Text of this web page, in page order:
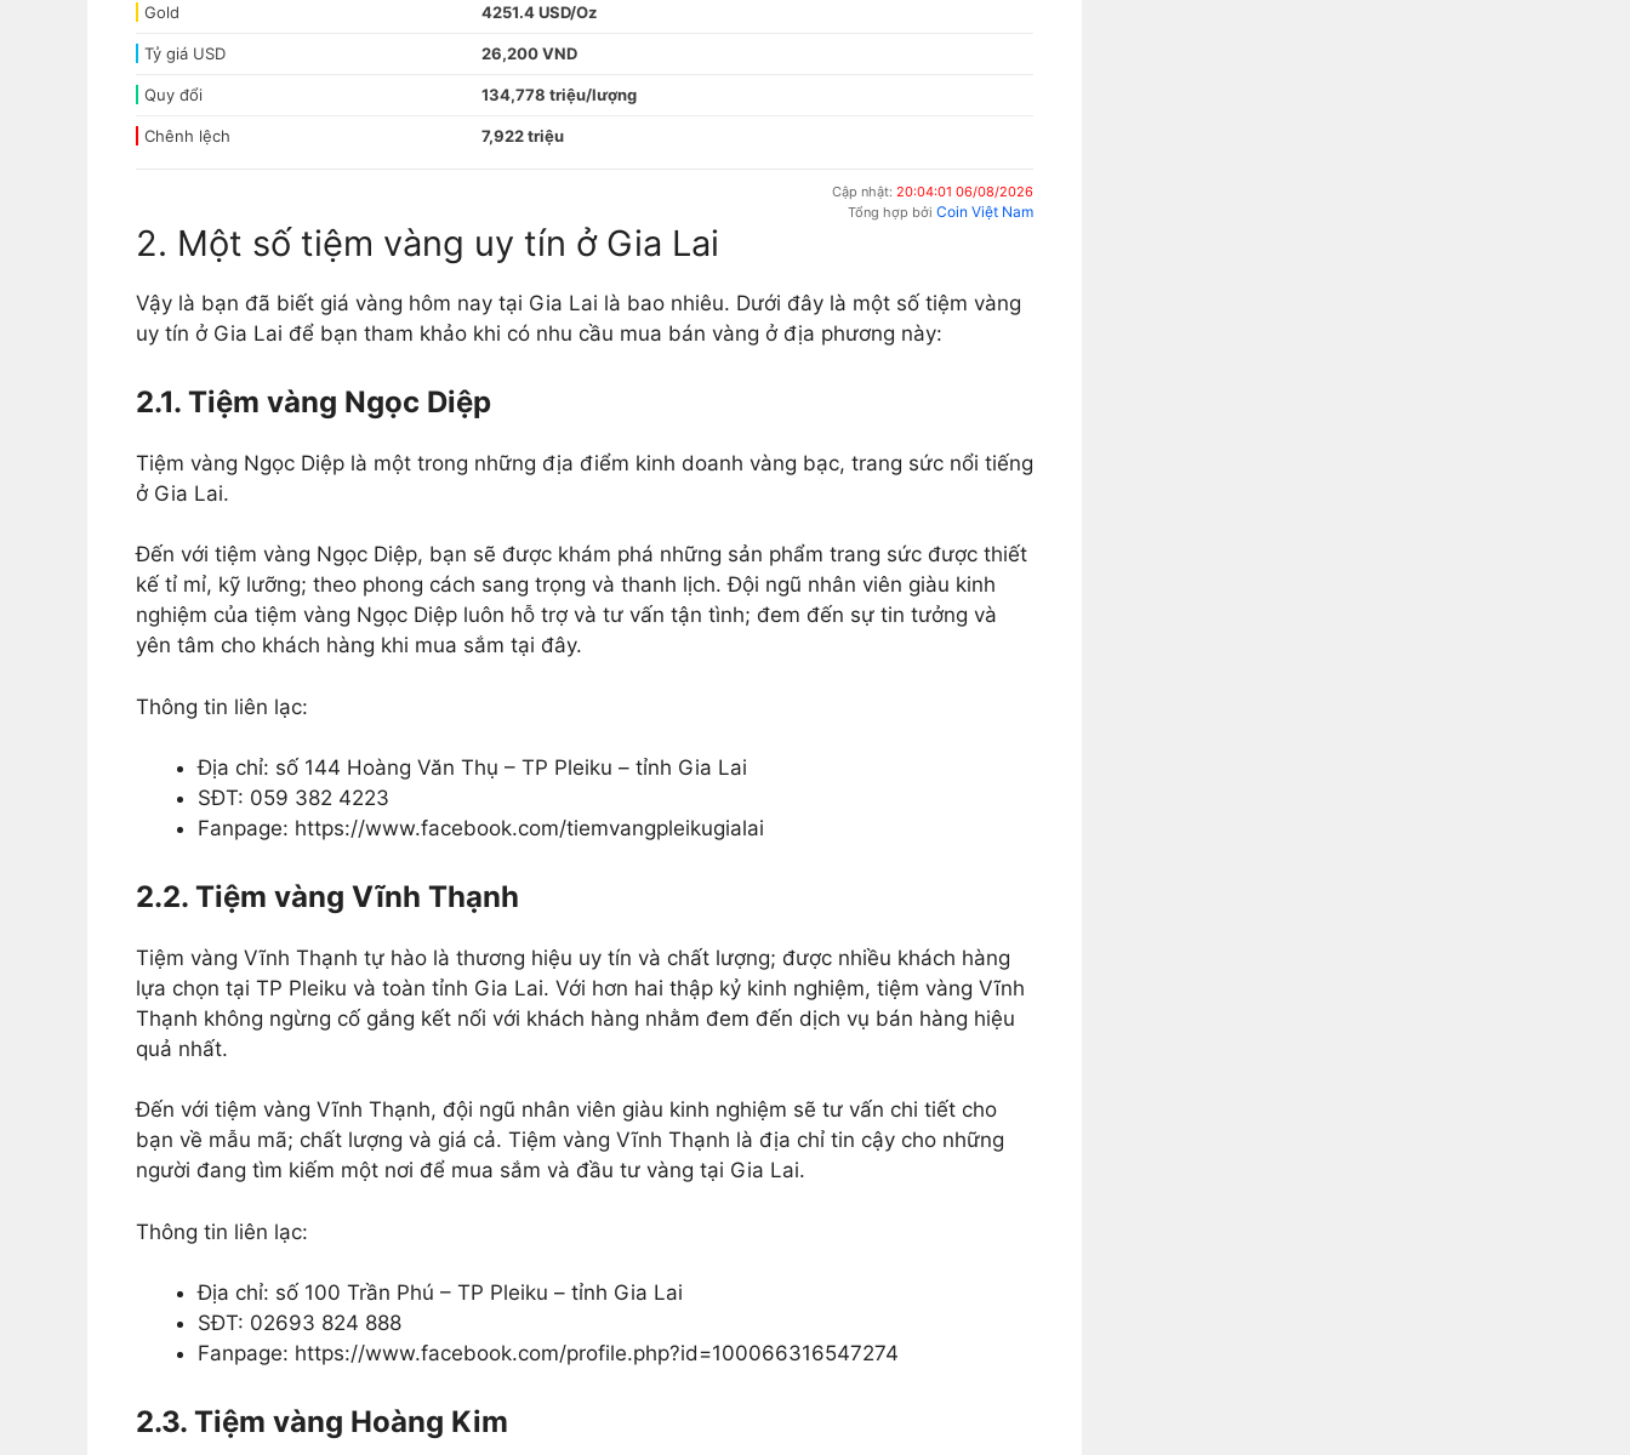
Gold
4251.4 USD/Oz
Tỷ giá USD 26,200 VND
Quy đổi 134,778 triệu/lượng
Chênh lệch 7,922 triệu
Cập nhật: 20:04:01 06/08/2026
Tổng hợp bởi Coin Việt Nam
2. Một số tiệm vàng uy tín ở Gia Lai
Vậy là bạn đã biết giá vàng hôm nay tại Gia Lai là bao nhiêu. Dưới đây là một số tiệm vàng
uy tín ở Gia Lai để bạn tham khảo khi có nhu cầu mua bán vàng ở địa phương này:
2.1. Tiệm vàng Ngọc Diệp
Tiệm vàng Ngọc Diệp là một trong những địa điểm kinh doanh vàng bạc, trang sức nổi tiếng
ở Gia Lai.
Đến với tiệm vàng Ngọc Diệp, bạn sẽ được khám phá những sản phẩm trang sức được thiết
kế tỉ mỉ, kỹ lưỡng; theo phong cách sang trọng và thanh lịch. Đội ngũ nhân viên giàu kinh
nghiệm của tiệm vàng Ngọc Diệp luôn hỗ trợ và tư vấn tận tình; đem đến sự tin tưởng và
yên tâm cho khách hàng khi mua sắm tại đây.
Thông tin liên lạc:
Địa chỉ: số 144 Hoàng Văn Thụ – TP Pleiku – tỉnh Gia Lai
SĐT: 059 382 4223
Fanpage: https://www.facebook.com/tiemvangpleikugialai
2.2. Tiệm vàng Vĩnh Thạnh
Tiệm vàng Vĩnh Thạnh tự hào là thương hiệu uy tín và chất lượng; được nhiều khách hàng
lựa chọn tại TP Pleiku và toàn tỉnh Gia Lai. Với hơn hai thập kỷ kinh nghiệm, tiệm vàng Vĩnh
Thạnh không ngừng cố gắng kết nối với khách hàng nhằm đem đến dịch vụ bán hàng hiệu
quả nhất.
Đến với tiệm vàng Vĩnh Thạnh, đội ngũ nhân viên giàu kinh nghiệm sẽ tư vấn chi tiết cho
bạn về mẫu mã; chất lượng và giá cả. Tiệm vàng Vĩnh Thạnh là địa chỉ tin cậy cho những
người đang tìm kiếm một nơi để mua sắm và đầu tư vàng tại Gia Lai.
Thông tin liên lạc:
Địa chỉ: số 100 Trần Phú – TP Pleiku – tỉnh Gia Lai
SĐT: 02693 824 888
Fanpage: https://www.facebook.com/profile.php?id=100066316547274
2.3. Tiệm vàng Hoàng Kim